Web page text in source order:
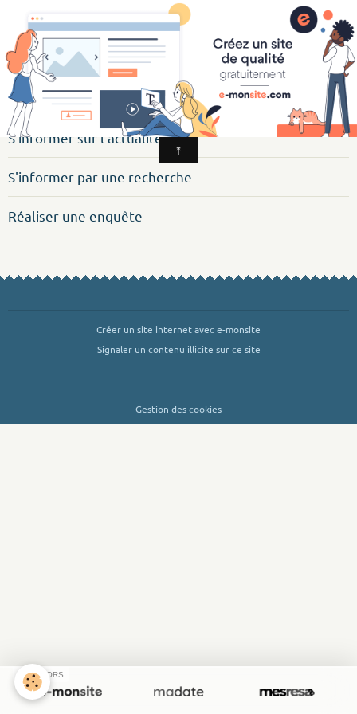
CSI Education aux Médias et à l'Information
S'informer
S'informer sur l'actualité
S'informer par une recherche
Réaliser une enquête
Créer un site internet avec e-monsite
Signaler un contenu illicite sur ce site
Gestion des cookies
SPONSORS